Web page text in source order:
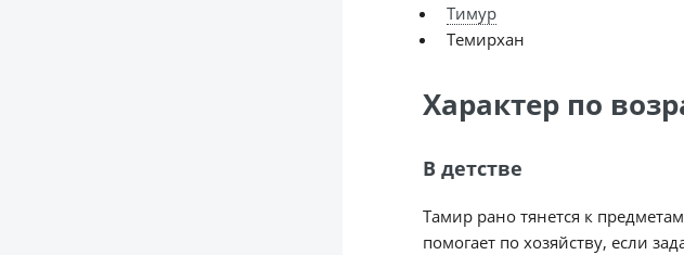
Тимур
Темирхан
Характер по
В детстве
Тамир рано тянется к
помогает по хозяйству, если